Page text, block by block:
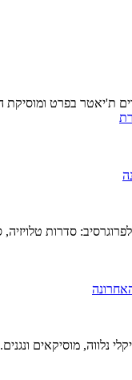
ת'יאטר בפרט ומוסיקת
סדרות
נלווה, מוסיקאים ונגנים.